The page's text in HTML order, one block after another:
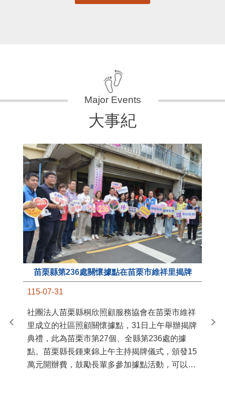
大事紀
苗栗縣第236處關懷據點在苗栗市維祥里揭牌
115-07-31
社團法人苗栗縣桐欣照顧服務協會在苗栗市維祥
里成立的社區照顧關懷據點，31日上午舉辦揭牌
典禮，此為苗栗市第27個、全縣第236處的據
點。苗栗縣長鍾東錦上午主持揭牌儀式，頒發15
萬元開辦費，鼓勵長輩多參加據點活動，可以更
苗